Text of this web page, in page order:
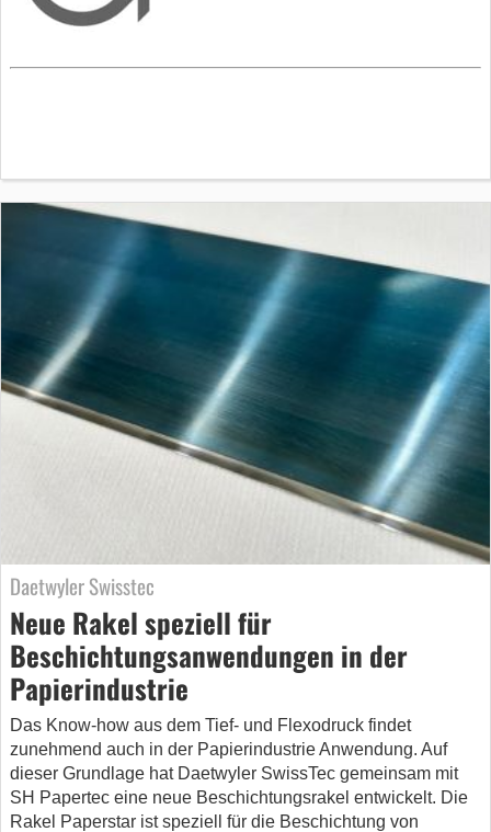
Daetwyler Swisstec
Neue Rakel speziell für
Beschichtungsanwendungen in der
Papierindustrie
Das Know-how aus dem Tief- und Flexodruck findet
zunehmend auch in der Papierindustrie Anwendung. Auf
dieser Grundlage hat Daetwyler SwissTec gemeinsam mit
SH Papertec eine neue Beschichtungsrakel entwickelt. Die
Rakel Paperstar ist speziell für die Beschichtung von